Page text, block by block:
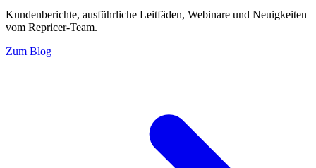
Kundenberichte, ausführliche Leitfäden, Webinare und Neuigkeiten
vom Repricer-Team.
Zum Blog